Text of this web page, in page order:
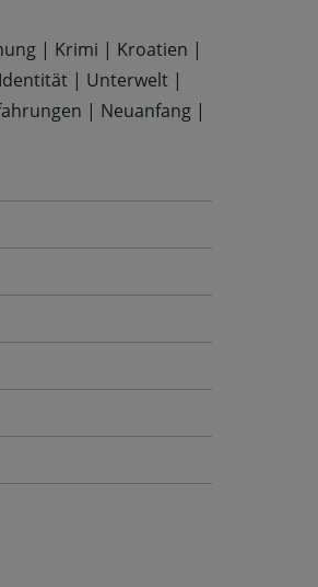
| Krimi | Kroatien |
Identität| Unterwelt|
| Neuanfang|